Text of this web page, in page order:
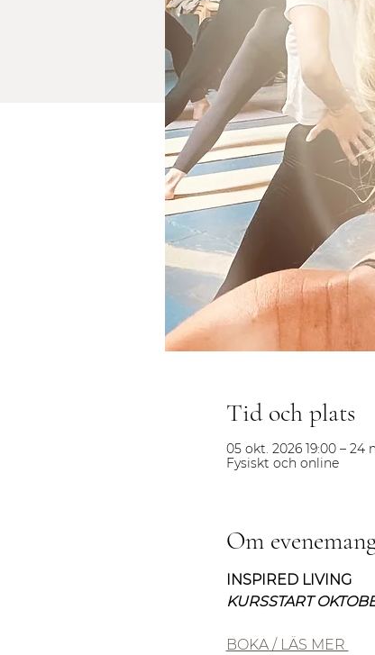
Tid och plats
05 okt. 2026 19:00 – 24
Fysiskt och online
Om
INSPIRED LIVING
KURSSTART
BOKA / LÄS MER